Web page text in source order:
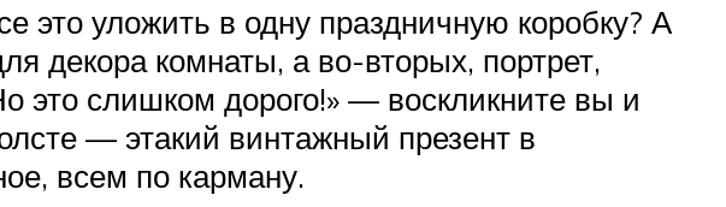
это уложить в одну праздничную коробку? А
декора комнаты, а во-вторых, портрет,
это слишком дорого!» — воскликните вы и
— этакий винтажный презент в
всем по карману.